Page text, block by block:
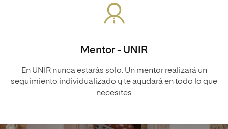
Mentor - UNIR
En UNIR nunca estarás solo. Un mentor realizará un
seguimiento individualizado y te ayudará en todo lo que
necesites